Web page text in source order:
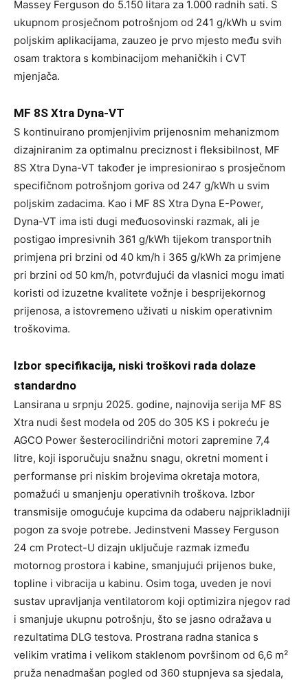
Massey Ferguson do 5.150 litara za 1.000 radnih sati. S
ukupnom prosječnom potrošnjom od 241 g/kWh u svim
poljskim aplikacijama, zauzeo je prvo mjesto među svih
osam traktora s kombinacijom mehaničkih i CVT
mjenjača.
MF 8S Xtra Dyna-VT
S kontinuirano promjenjivim prijenosnim mehanizmom
dizajniranim za optimalnu preciznost i fleksibilnost, MF
8S Xtra Dyna-VT također je impresionirao s prosječnom
specifičnom potrošnjom goriva od 247 g/kWh u svim
poljskim zadacima. Kao i MF 8S Xtra Dyna E-Power,
Dyna-VT ima isti dugi međuosovinski razmak, ali je
postigao impresivnih 361 g/kWh tijekom transportnih
primjena pri brzini od 40 km/h i 365 g/kWh za primjene
pri brzini od 50 km/h, potvrđujući da vlasnici mogu imati
koristi od izuzetne kvalitete vožnje i besprijekornog
prijenosa, a istovremeno uživati u niskim operativnim
troškovima.
Izbor specifikacija, niski troškovi rada dolaze
standardno
Lansirana u srpnju 2025. godine, najnovija serija MF 8S
Xtra nudi šest modela od 205 do 305 KS i pokreću je
AGCO Power šesterocilindrični motori zapremine 7,4
litre, koji isporučuju snažnu snagu, okretni moment i
performanse pri niskim brojevima okretaja motora,
pomažući u smanjenju operativnih troškova. Izbor
transmisije omogućuje kupcima da odaberu najprikladniji
pogon za svoje potrebe. Jedinstveni Massey Ferguson
24 cm Protect-U dizajn uključuje razmak između
motornog prostora i kabine, smanjujući prijenos buke,
topline i vibracija u kabinu. Osim toga, uveden je novi
sustav upravljanja ventilatorom koji optimizira njegov rad
i smanjuje ukupnu potrošnju, što se jasno odražava u
rezultatima DLG testova. Prostrana radna stanica s
velikim vratima i velikom staklenom površinom od 6,6 m²
pruža nenadmašan pogled od 360 stupnjeva sa sjedala,